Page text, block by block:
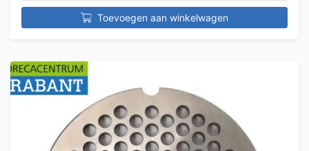
Toevoegen aan winkelwagen